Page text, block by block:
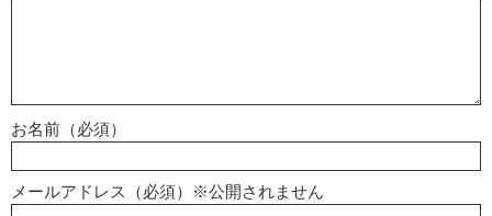
お名前（必須）
メールアドレス（必須）※公開されません